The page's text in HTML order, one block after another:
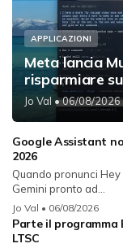
APPLICAZIONI
Meta lancia
risparmiare
Jo Val • 06/08/2026
Google Assistant
2026
Quando pronunci
Gemini pronto ad...
Jo Val • 06/08/2026
Parte il programma
LTSC